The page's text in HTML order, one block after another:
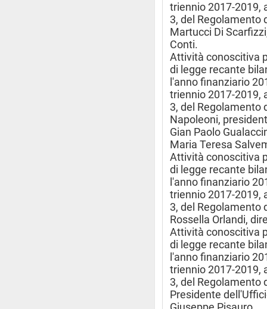
triennio 2017-2019,
3, del Regolamento
Martucci Di
Conti.
Attività conoscitiva
di legge recante
l'anno finanziario
triennio 2017-2019,
3, del Regolamento
Napoleoni,
Gian Paolo
Maria Teresa
Attività conoscitiva
di legge recante
l'anno finanziario
triennio 2017-2019,
3, del Regolamento
Rossella Orlandi,
Attività conoscitiva
di legge recante
l'anno finanziario
triennio 2017-2019,
3, del Regolamento
Presidente